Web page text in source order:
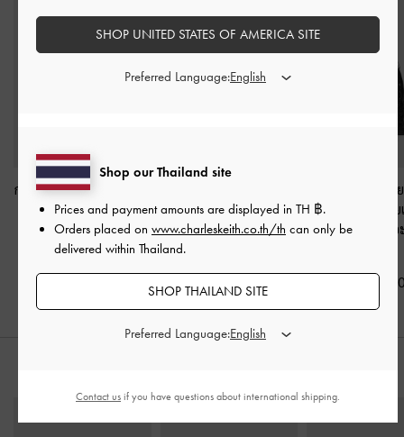
กระเป๋าโฮโบตกแต่งโซ่รุ่น
Atwood-สีดำอะไหล่สี
เงิน
Delfina-สีดำอะไหล่สี
เงิน
กระเป๋าโฮโบล
พร้อมสายสะพา
รุ่น Duo
สีดำ
฿3,590.00
Shop our Thailand site
Prices and payment amounts are displayed in TH ฿.
Orders placed on www.charleskeith.co.th/th can only be
delivered within Thailand.
SHOP THAILAND SITE
Preferred Language:
SHOP UNITED STATES OF AMERICA SITE
Preferred Language:
Contact us if you have questions about international shipping.